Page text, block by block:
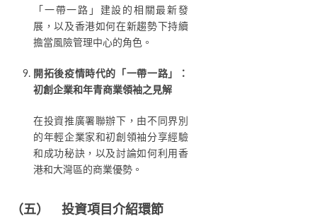
「一帶一路」建設的相關最新發
展，以及香港如何在新趨勢下持續
擔當風險管理中心的角色。
開拓後疫情時代的「一帶一路」：
初創企業和年青商業領袖之見解
在投資推廣署聯辦下，由不同界別
的年輕企業家和初創領袖分享經驗
和成功秘訣，以及討論如何利用香
港和大灣區的商業優勢。
（五） 投資項目介紹環節